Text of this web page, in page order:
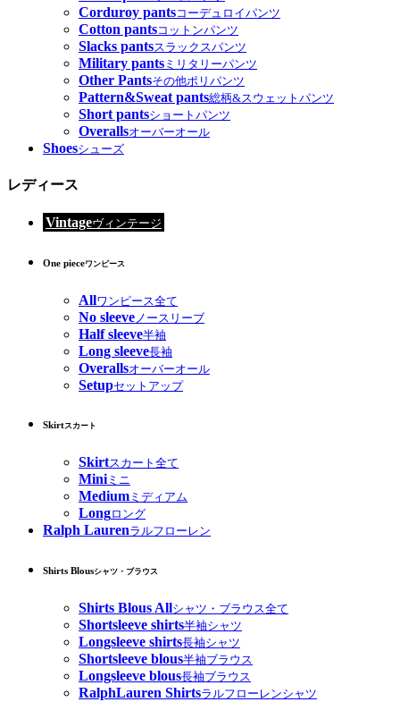
Corduroy pantsコーデュロイパンツ
Cotton pantsコットンパンツ
Slacks pantsスラックスパンツ
Military pants ミリタリーパンツ
Other Pantsその他ポリパンツ
Pattern&Sweat pants総柄&スウェットパンツ
Short pantsショートパンツ
Overallsオーバーオール
Shoesシューズ
レディース
Vintageヴィンテージ
One pieceワンピース
Allワンピース全て
No sleeve ノースリーブ
Half sleeve半袖
Long sleeve長袖
Overallsオーバーオール
Setupセットアップ
Skirtスカート
Skirtスカート全て
Miniミニ
Medium ミディアム
Longロング
Ralph Laurenラルフローレン
Shirts Blousシャツ・ブラウス
Shirts Blous Allシャツ・ブラウス全て
Shortsleeve shirts半袖シャツ
Longsleeve shirts長袖シャツ
Shortsleeve blous半袖ブラウス
Longsleeve blous長袖ブラウス
RalphLauren Shirtsラルフローレンシャツ